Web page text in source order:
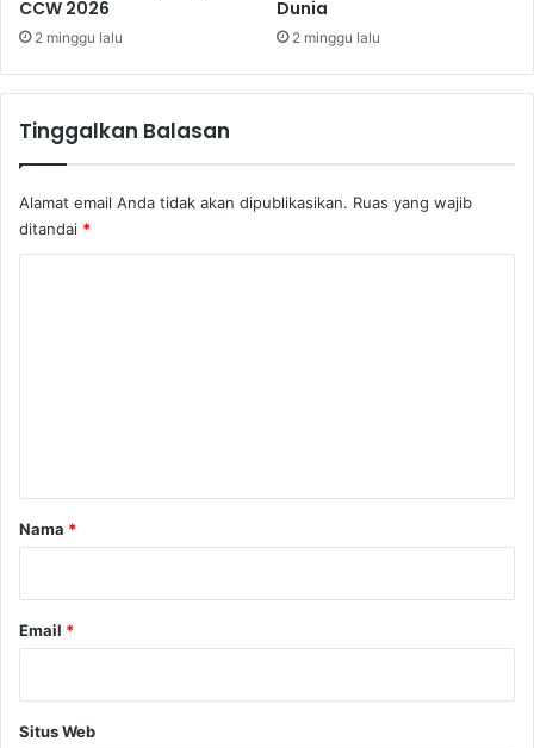
2
n
j
t
y
a
CCW 2026
2 minggu lalu
Dunia
2 minggu lalu
Tinggalkan Balasan
Alamat email Anda tidak akan dipublikasikan. Ruas yang wajib
ditandai *
rNama *
Email *
Situs Web